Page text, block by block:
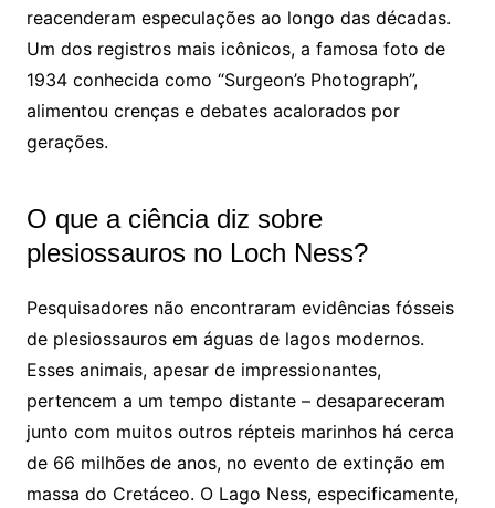
reacenderam especulações ao longo das décadas.
Um dos registros mais icônicos, a famosa foto de
1934 conhecida como “Surgeon’s Photograph”,
alimentou crenças e debates acalorados por
gerações.
O que a ciência diz sobre
plesiossauros no Loch Ness?
Pesquisadores não encontraram evidências fósseis
de plesiossauros em águas de lagos modernos.
Esses animais, apesar de impressionantes,
pertencem a um tempo distante – desapareceram
junto com muitos outros répteis marinhos há cerca
de 66 milhões de anos, no evento de extinção em
massa do Cretáceo. O Lago Ness, especificamente,